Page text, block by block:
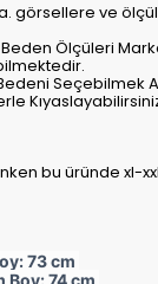
görsellere ve
Ölçüleri
Seçebilmek
bu üründe xl-
73 cm
Boy: 74 cm